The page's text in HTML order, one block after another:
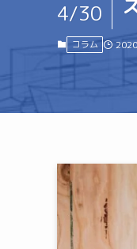
4/30
コラム